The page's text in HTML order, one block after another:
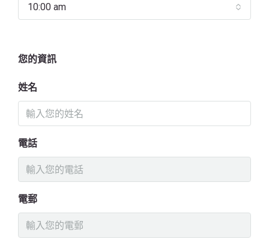
10:00 am
您的資訊
姓名
電話
電郵